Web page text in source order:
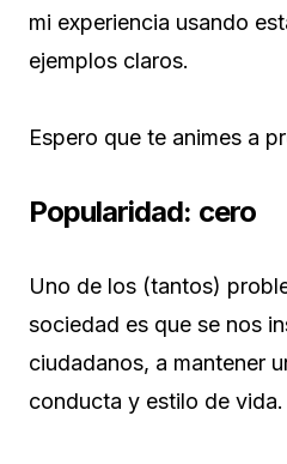
mi experiencia usando
ejemplos claros.
Espero que te animes a
Popularidad: cero
Uno de los (tantos)
sociedad es que se nos
ciudadanos, a mantener
conducta y estilo de vida.